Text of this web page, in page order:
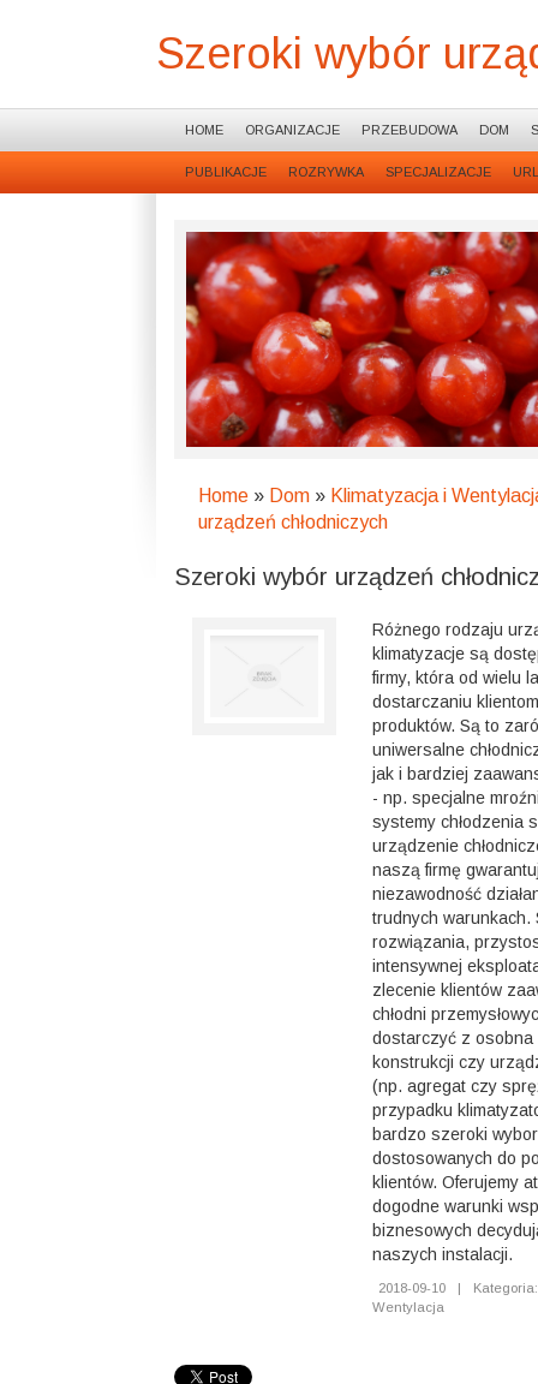
Szeroki wybór
HOME ORGANIZACJE PRZEBUDOWA DOM
PUBLIKACJE ROZRYWKA SPECJALIZACJE
Home » Dom » Klimatyzacja i
urządzeń chłodniczych
Szeroki wybór urządzeń
Różnego rodzaju
klimatyzacje są
firmy, która od wielu
dostarczaniu
produktów. Są to
uniwersalne
jak i bardziej
- np. specjalne
systemy chłodzenia
urządzenie
naszą firmę
niezawodność
trudnych warunkach.
rozwiązania,
intensywnej
zlecenie klientów
chłodni
dostarczyć z osobna
konstrukcji czy
(np. agregat czy
przypadku
bardzo szeroki
dostosowanych do
klientów. Oferujemy
dogodne warunki
biznesowych
naszych instalacji.
2018-09-10 |
Wentylacja